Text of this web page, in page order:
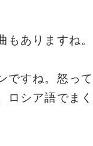
もありますね。
ですね。怒って
ロシア語でまく